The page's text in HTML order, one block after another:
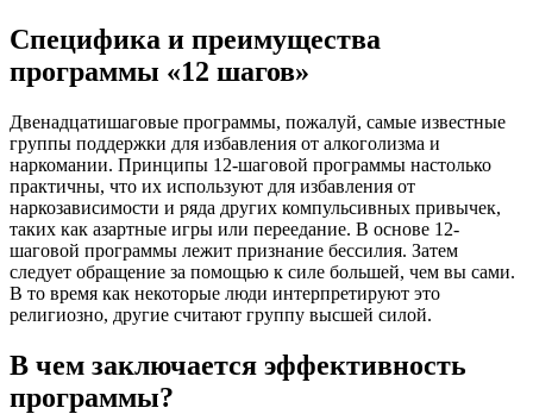
Специфика и преимущества
программы «12 шагов»
Двенадцатишаговые программы, пожалуй, самые известные
группы поддержки для избавления от алкоголизма и
наркомании. Принципы 12-шаговой программы настолько
практичны, что их используют для избавления от
наркозависимости и ряда других компульсивных привычек,
таких как азартные игры или переедание. В основе 12-
шаговой программы лежит признание бессилия. Затем
следует обращение за помощью к силе большей, чем вы сами.
В то время как некоторые люди интерпретируют это
религиозно, другие считают группу высшей силой.
В чем заключается эффективность
программы?